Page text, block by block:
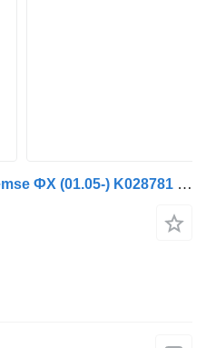
Модулятор EBS Knorr-Bremse ФХ (01.05-) K028781 для грузовика Volvo FH12, FH16, NH12, FH, VNL780 (1993-2014)